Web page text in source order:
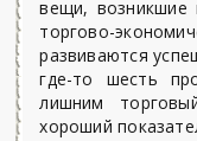
вещи, возникшие
торгово-
развиваются
где-то шесть
лишним
хороший